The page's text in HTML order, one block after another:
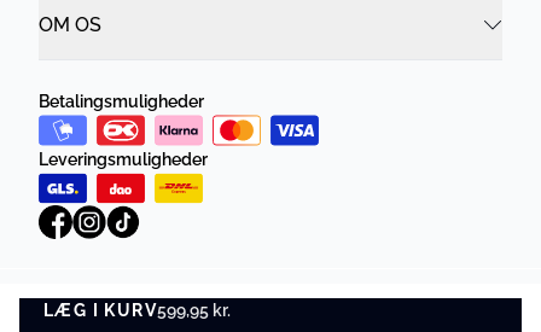
LÆG I KURV599,95 kr.
LÆG I KURV
OM OS
Betalingsmuligheder
Leveringsmuligheder
Privatlivspolitik